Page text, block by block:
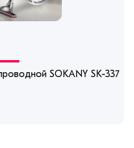
SOKANY SK-3377